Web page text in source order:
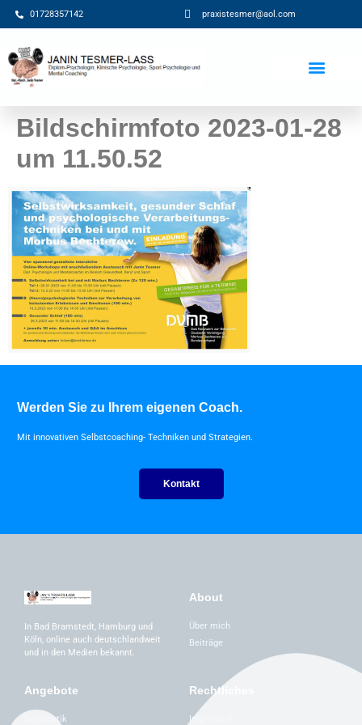
01728357142 praxistesmer@aol.com​
Bildschirmfoto 2023-01-28
um 11.50.52
Werden Sie zu Ihrem eigenen Coach.
Mit innovativen Selbstcoaching- Techniken und Strategien.
Kontakt
In Bad Bramstedt, Hamburg und
Köln, online auch deutschlandweit
und in den Medien bekannt.
About
Über mich
Beiträge
Angebote
Diagnostik
Rechtliches
Impressum